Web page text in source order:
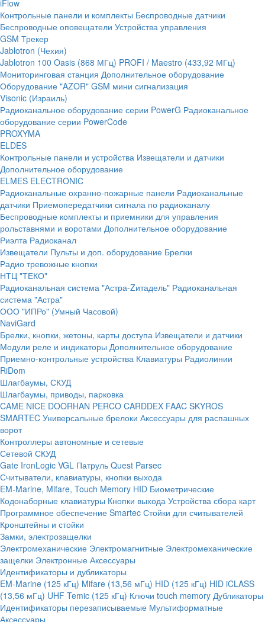
iFlow
Контрольные панели и комплекты Беспроводные датчики
Беспроводные оповещатели Устройства управления
GSM Трекер
Jablotron (Чехия)
Jablotron 100 Oasis (868 МГц) PROFI / Maestro (433,92 МГц)
Мониторинговая станция Дополнительное оборудование
Оборудование "AZOR" GSM мини сигнализация
Visonic (Израиль)
Радиоканальное оборудование серии PowerG Радиоканальное
оборудование серии PowerCode
PROXYMA
ELDES
Контрольные панели и устройства Извещатели и датчики
Дополнительное оборудование
ELMES ELECTRONIC
Радиоканальные охранно-пожарные панели Радиоканальные
датчики Приемопередатчики сигнала по радиоканалу
Беспроводные комплекты и приемники для управления
рольставнями и воротами Дополнительное оборудование
Риэлта Радиоканал
Извещатели Пульты и доп. оборудование Брелки
Радио тревожные кнопки
НТЦ "ТЕКО"
Радиоканальная система "Астра-Zитадель" Радиоканальная
система "Астра"
ООО "ИПРо" (Умный Часовой)
NaviGard
Брелки, кнопки, жетоны, карты доступа Извещатели и датчики
Модули реле и индикаторы Дополнительное оборудование
Приемно-контрольные устройства Клавиатуры Радиолинии
RiDom
Шлагбаумы, СКУД
Шлагбаумы, приводы, парковка
CAME NICE DOORHAN PERCO CARDDEX FAAC SKYROS
SMARTEC Универсальные брелоки Аксессуары для распашных
ворот
Контроллеры автономные и сетевые
Сетевой СКУД
Gate IronLogic VGL Патруль Quest Parsec
Считыватели, клавиатуры, кнопки выхода
EM-Marine, Mifare, Touch Memory HID Биометрические
Кодонаборные клавиатуры Кнопки выхода Устройства сбора карт
Программное обеспечение Smartec Стойки для считывателей
Кронштейны и стойки
Замки, электрозащелки
Электромеханические Электромагнитные Электромеханические
защелки Электронные Аксессуары
Идентификаторы и дубликаторы
EM-Marine (125 кГц) Mifare (13,56 мГц) HID (125 кГц) HID iCLASS
(13,56 мГц) UHF Temic (125 кГц) Ключи touch memory Дубликаторы
Идентификаторы перезаписываемые Мультиформатные
Аксессуары